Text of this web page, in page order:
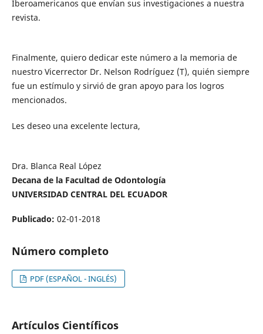
Iberoamericanos que envían sus investigaciones a nuestra
revista.
Finalmente, quiero dedicar este número a la memoria de
nuestro Vicerrector Dr. Nelson Rodríguez (T), quién siempre
fue un estímulo y sirvió de gran apoyo para los logros
mencionados.
Les deseo una excelente lectura,
Dra. Blanca Real López
Decana de la Facultad de Odontología
UNIVERSIDAD CENTRAL DEL ECUADOR
Publicado: 02-01-2018
Número completo
PDF (ESPAÑOL - INGLÉS)
Artículos Científicos